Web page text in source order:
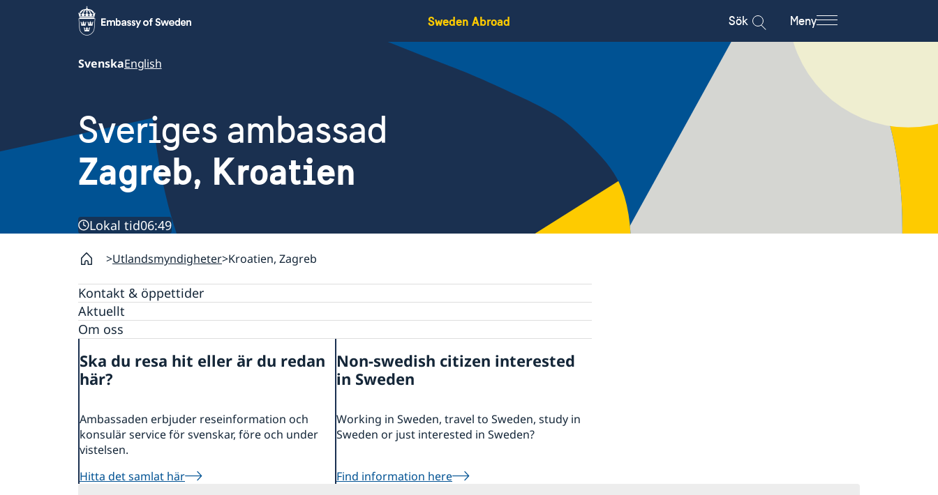
Sweden Abroad Sök Meny
SvenskaEnglish
Sveriges ambassad
Zagreb, Kroatien
Lokal tid06:49
Utlandsmyndigheter Kroatien, Zagreb
Kontakt & öppettider
Aktuellt
Om oss
Ska du resa hit eller är du redan
här?
Ambassaden erbjuder reseinformation och
konsulär service för svenskar, före och under
vistelsen.
Hitta det samlat här
Non-swedish citizen interested
in Sweden
Working in Sweden, travel to Sweden, study in
Sweden or just interested in Sweden?
Find information here